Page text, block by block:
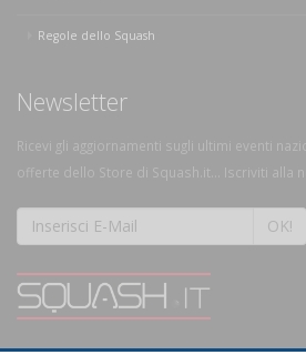
Regole dello Squash
Newsletter
Ricevi gli aggiornamenti sugli ultimi eventi
offerte dello Store di Squash.it... Iscriviti alla
OK!